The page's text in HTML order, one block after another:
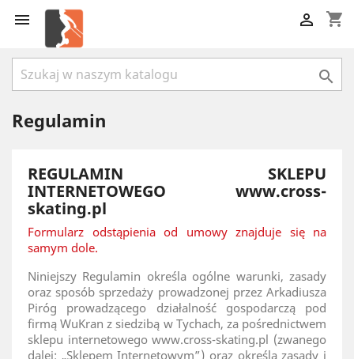
 shopping_cart


Regulamin
REGULAMIN SKLEPU
INTERNETOWEGO www.cross-
skating.pl
Formularz odstąpienia od umowy znajduje się na
samym dole.
Niniejszy Regulamin określa ogólne warunki, zasady
oraz sposób sprzedaży prowadzonej przez Arkadiusza
Piróg prowadzącego działalność gospodarczą pod
firmą WuKran z siedzibą w Tychach, za pośrednictwem
sklepu internetowego www.cross-skating.pl (zwanego
dalej: „Sklepem Internetowym”) oraz określa zasady i